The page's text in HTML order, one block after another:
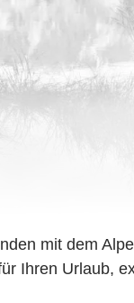
mit dem
Ihren Urlaub,